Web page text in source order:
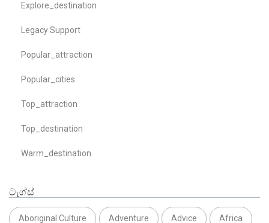
Explore_destination
Legacy Support
Popular_attraction
Popular_cities
Top_attraction
Top_destination
Warm_destination
ටැග්ස්
Aboriginal Culture Adventure Advice Africa